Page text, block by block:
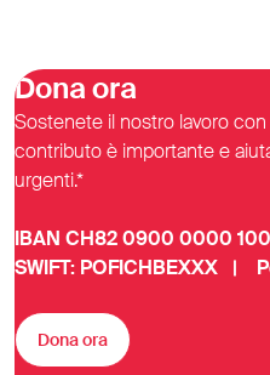
Dona ora
Sostenete il nostro lavoro
contributo è importante e
urgenti.*
IBAN CH82 0900 0000
SWIFT: POFICHBEXXX |
Dona ora